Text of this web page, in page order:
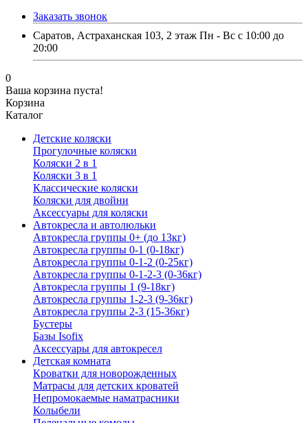
Заказать звонок
Саратов, Астраханская 103, 2 этаж Пн - Вс с 10:00 до
20:00
0
Ваша корзина пуста!
Корзина
Каталог
Детские коляски
Прогулочные коляски
Коляски 2 в 1
Коляски 3 в 1
Классические коляски
Коляски для двойни
Аксессуары для коляски
Автокресла и автолюльки
Автокресла группы 0+ (до 13кг)
Автокресла группы 0-1 (0-18кг)
Автокресла группы 0-1-2 (0-25кг)
Автокресла группы 0-1-2-3 (0-36кг)
Автокресла группы 1 (9-18кг)
Автокресла группы 1-2-3 (9-36кг)
Автокресла группы 2-3 (15-36кг)
Бустеры
Базы Isofix
Аксессуары для автокресел
Детская комната
Кроватки для новорожденных
Матрасы для детских кроватей
Непромокаемые наматрасники
Колыбели